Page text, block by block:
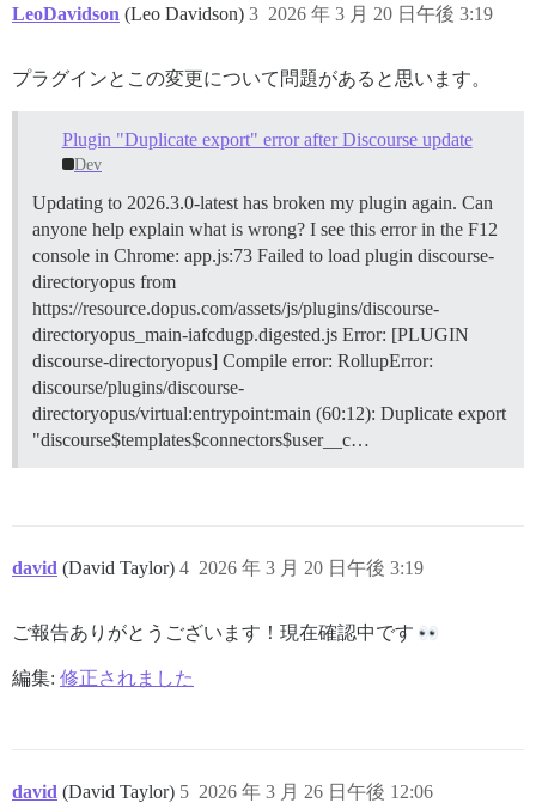
LeoDavidson (Leo Davidson) 2026 年 3 月 20 日午後 3:19
3
プラグインとこの変更について問題があると思います。
Plugin "Duplicate export" error after Discourse update
Dev
Updating to 2026.3.0-latest has broken my plugin again. Can
anyone help explain what is wrong? I see this error in the F12
console in Chrome: app.js:73 Failed to load plugin discourse-
directoryopus from
https://resource.dopus.com/assets/js/plugins/discourse-
directoryopus_main-iafcdugp.digested.js Error: [PLUGIN
discourse-directoryopus] Compile error: RollupError:
discourse/plugins/discourse-
directoryopus/virtual:entrypoint:main (60:12): Duplicate export
"discourse$templates$connectors$user__c…
david (David Taylor) 2026 年 3 月 20 日午後 3:19
4
ご報告ありがとうございます！現在確認中です
編集: 修正されました
david (David Taylor) 2026 年 3 月 26 日午後 12:06
5